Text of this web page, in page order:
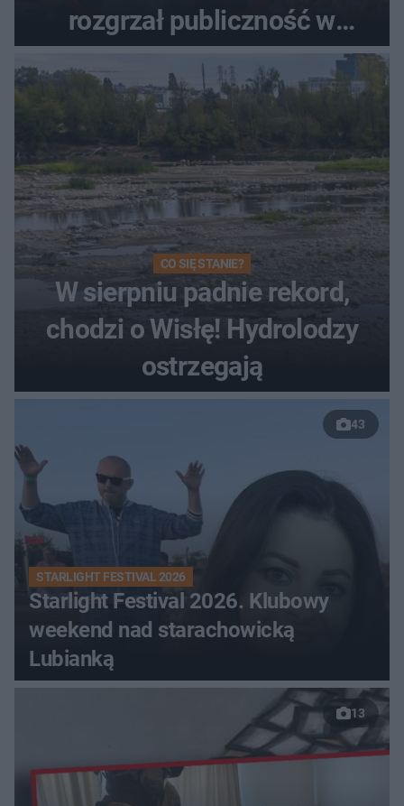
rozgrzał publiczność w
Toruniu
CO SIĘ STANIE?
W sierpniu padnie rekord,
chodzi o Wisłę! Hydrolodzy
ostrzegają
43
STARLIGHT FESTIVAL 2026
Starlight Festival 2026. Klubowy
weekend nad starachowicką
Lubianką
13